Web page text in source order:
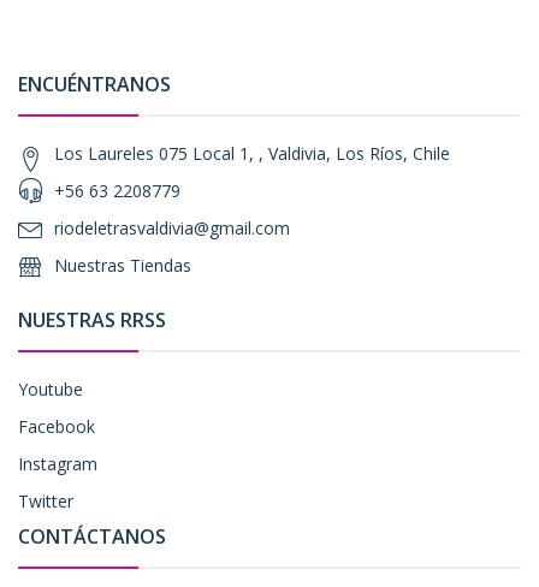
ENCUÉNTRANOS
Los Laureles 075 Local 1, , Valdivia, Los Ríos, Chile
+56 63 2208779
riodeletrasvaldivia@gmail.com
Nuestras Tiendas
NUESTRAS RRSS
Youtube
Facebook
Instagram
Twitter
CONTÁCTANOS